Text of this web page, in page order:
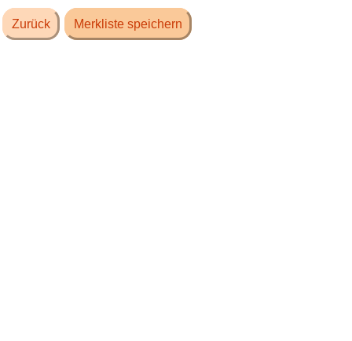
Zurück Merkliste speichern